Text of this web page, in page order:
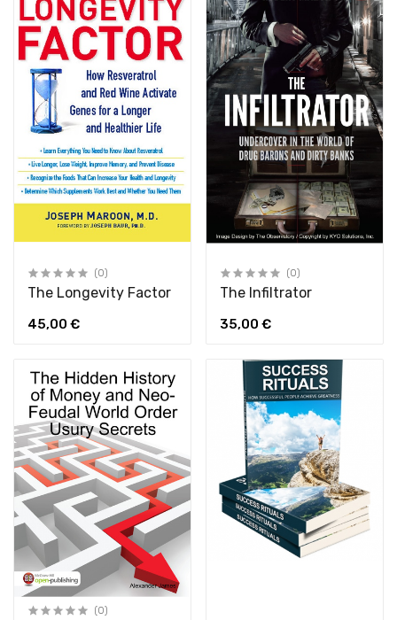
(0)
The Longevity Factor
45,00 €
(0)
The Infiltrator
35,00 €
(0)